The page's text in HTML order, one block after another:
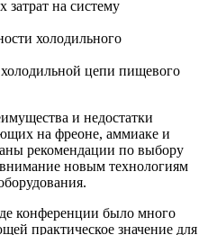
на систему
холодильного
цепи пищевого
и недостатки
на фреоне, аммиаке и
рекомендации по выбору
новым технологиям
конференции было много
практическое значение для